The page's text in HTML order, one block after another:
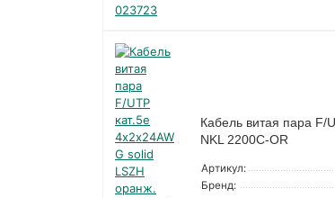
Кабель витая пара F/
NKL 2200C-OR
Артикул:
Бренд: